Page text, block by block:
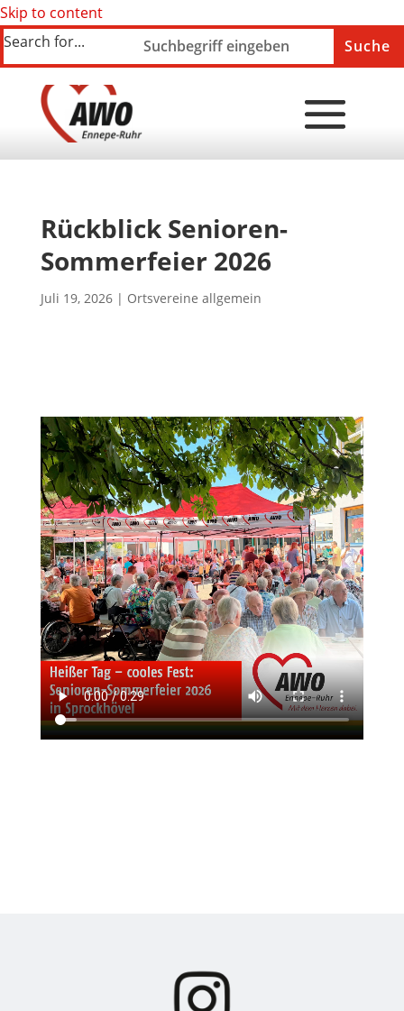
Skip to content
Search for...
Rückblick Senioren-
Sommerfeier 2026
Juli 19, 2026| Ortsvereine allgemein